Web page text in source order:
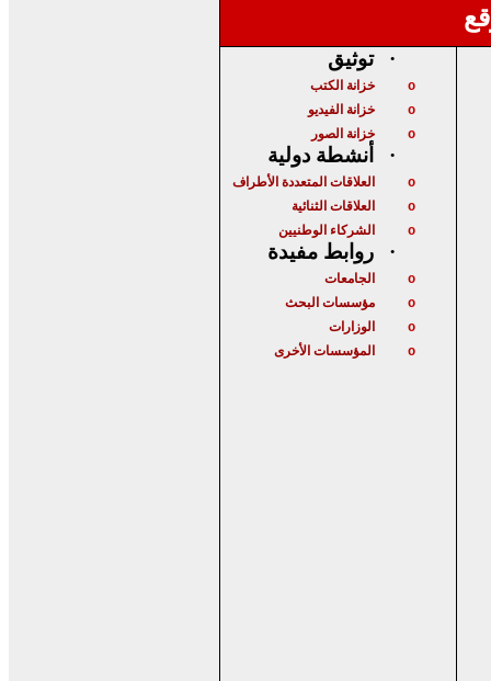
· توثيق
o خزانة الكتب
o خزانة الفيديو
o خزانة الصور
· أنشطة دولية
o العلاقات المتعددة الأطراف
o العلاقات الثنائية
o الشركاء الوطنيين
· روابط مفيدة
o الجامعات
o مؤسسات البحث
o الوزارات
o المؤسسات الأخرى